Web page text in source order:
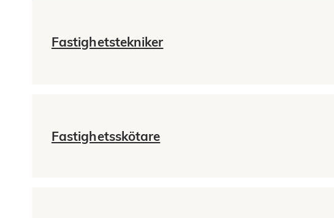
Fastighetstekniker
Fastighetsskötare